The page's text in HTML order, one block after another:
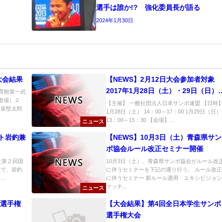
選手は誰か!? 強化委員長が語る
2024年1月30日
会結果
館第一武
場）２
堅太郎
ニュース
【NEWS】2月12日大会参加者対象
2017年1月28日（土）・29日（日）
ンボ講習会の御案内
【主催】 一般社団法人日本サンボ連盟 【日時】
1月28日（土） 14：00～17：00 1月29日（日）
13：00～15：30 【会場】...
岩釣兼
２回国
、岩釣
ニュース
【NEWS】10月3日（土）青森県サン
ボ協会ルール改正セミナー開催
10月3日（土）、青森県サンボ協会がルール改
に伴うセミナーを下記の通り行う。 ルール改正
に伴うセミナー 新ルール適用 エキシビジョン
マッチ...
手権
【大会結果】第4回全日本学生サンボ
選手権大会